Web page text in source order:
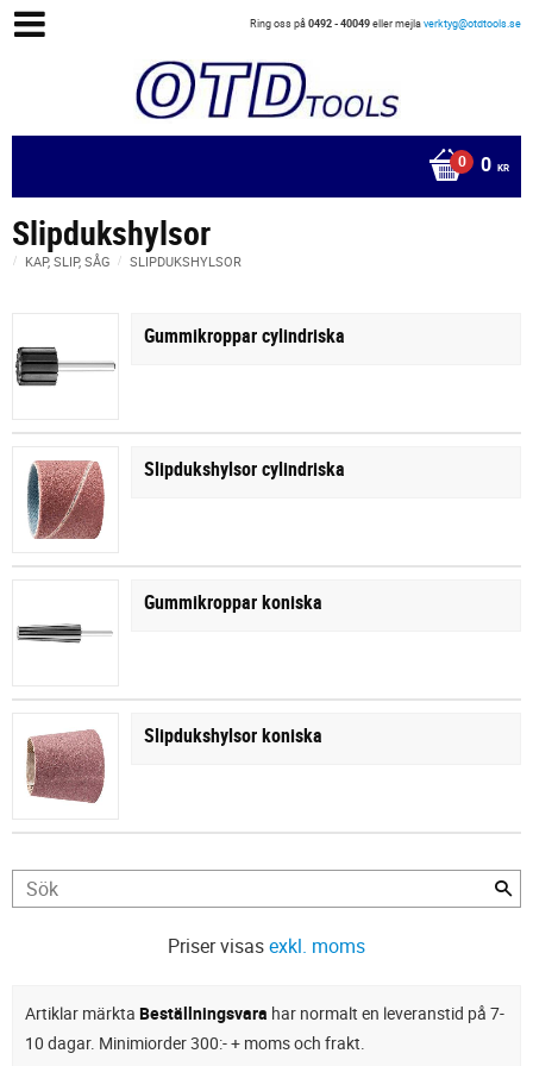
Ring oss på0492 - 40049eller mejlaverktyg@otdtools.se
0 KR
Slipdukshylsor
KAP, SLIP, SÅG SLIPDUKSHYLSOR
Gummikroppar cylindriska
Slipdukshylsor cylindriska
Gummikroppar koniska
Slipdukshylsor koniska
Priser visasexkl. moms
Artiklar märkta Beställningsvara har normalt en leveranstid på 7-
10 dagar. Minimiorder 300:- + moms och frakt.